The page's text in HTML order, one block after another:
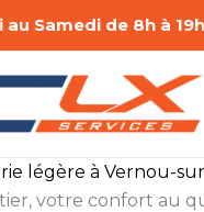
au Samedi de 8h à 19h
légère à Vernou-
votre confort au